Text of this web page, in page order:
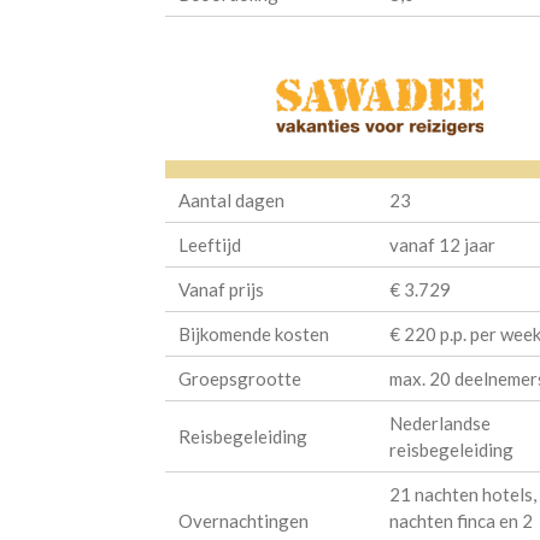
Aantal dagen 23
Leeftijd vanaf 12 jaar
Vanaf prijs € 3.729
Bijkomende kosten € 220 p.p. per week
Groepsgrootte max. 20
Reisbegeleiding
Nederlandse
reisbegeleiding
Overnachtingen
21 nachten hotels,
nachten finca en 2